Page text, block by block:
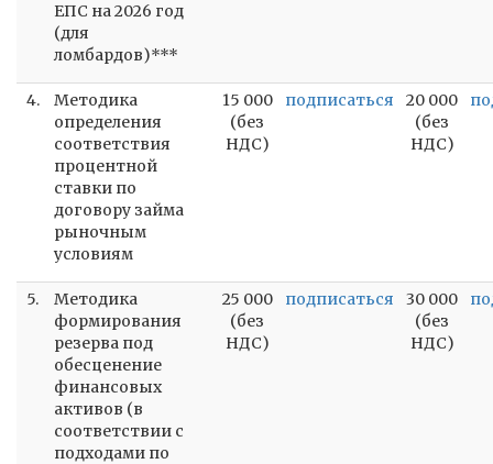
ЕПС на 2026 год
(для
ломбардов)***
4.
Методика
определения
соответствия
процентной
ставки по
договору займа
рыночным
условиям
15 000
(без
НДС)
подписаться
20 000
(без
НДС)
5.
Методика
формирования
резерва под
обесценение
финансовых
активов (в
соответствии с
подходами по
25 000
(без
НДС)
подписаться
30 000
(без
НДС)